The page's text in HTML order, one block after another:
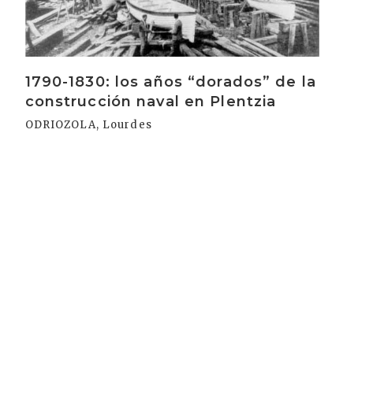
1790-1830: los años “dorados” de la
construcción naval en Plentzia
ODRIOZOLA, Lourdes